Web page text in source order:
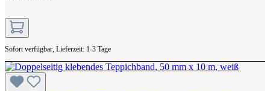
Sofort verfügbar, Lieferzeit: 1-3 Tage